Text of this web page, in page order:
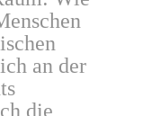
an der
die